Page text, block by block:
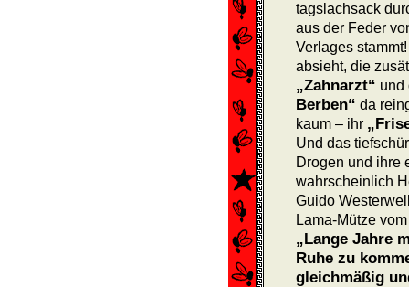
tagslachsack
aus der Feder
Verlages
absieht, die
„Zahnarzt“
Berben“ da
kaum – ihr
Und das
Drogen und ihre
wahrscheinlich
Guido
Lama-Mütze
„Lange Jahre
Ruhe zu
gleichmäßig